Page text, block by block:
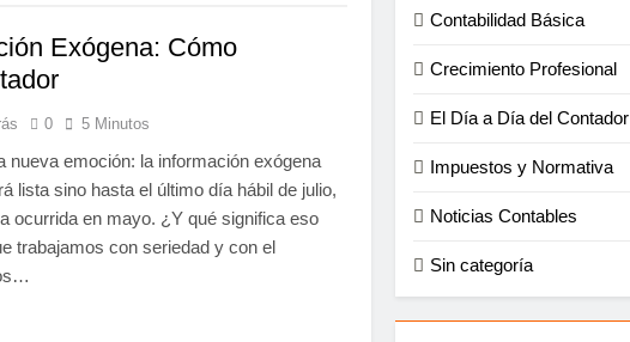
Exógena: Cómo
0 5 Minutos
nueva emoción: la información exógena
lista sino hasta el último día hábil de julio,
ocurrida en mayo. ¿Y qué significa eso
trabajamos con seriedad y con el
Contabilidad Básica
Crecimiento Profesional
El Día a Día del Contador
Impuestos y Normativa
Noticias Contables
Sin categoría